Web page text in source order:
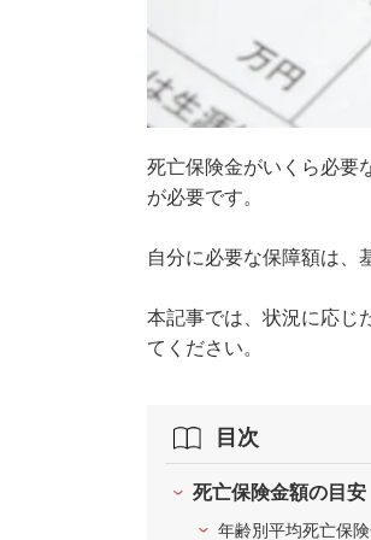
死亡保険金がいくら必要
が必要です。
自分に必要な保障額は、
本記事では、状況に応じ
てください。
目次
死亡保険金額の目安
年齢別平均死亡保